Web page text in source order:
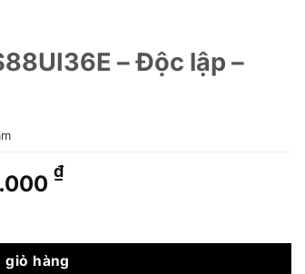
– Độc lập –
₫.
₫Giá
là:
36.860.000 ₫.
8 số lượng
giỏ hàng